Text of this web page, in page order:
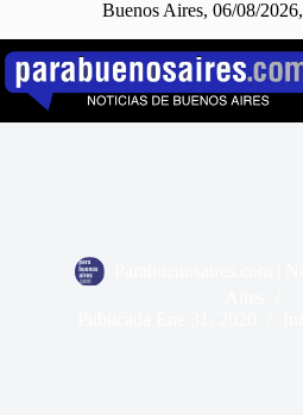
Buenos Aires, 06/08/
Saltar
contenido